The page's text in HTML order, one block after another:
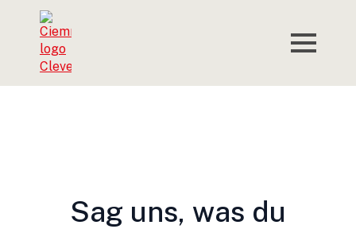
Sag uns, was du